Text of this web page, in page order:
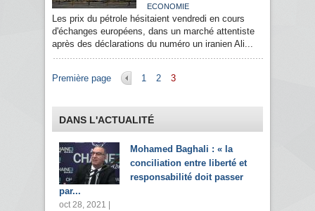
ECONOMIE
Les prix du pétrole hésitaient vendredi en cours
d'échanges européens, dans un marché attentiste
après des déclarations du numéro un iranien Ali...
Pages
Première page 1 2 3
DANS L'ACTUALITÉ
Mohamed Baghali : « la
conciliation entre liberté et
responsabilité doit passer
par...
oct 28, 2021 |